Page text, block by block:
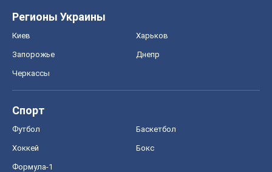
Регионы Украины
Киев Харьков
Запорожье Днепр
Черкассы
Спорт
Футбол Баскетбол
Хоккей Бокс
Формула-1